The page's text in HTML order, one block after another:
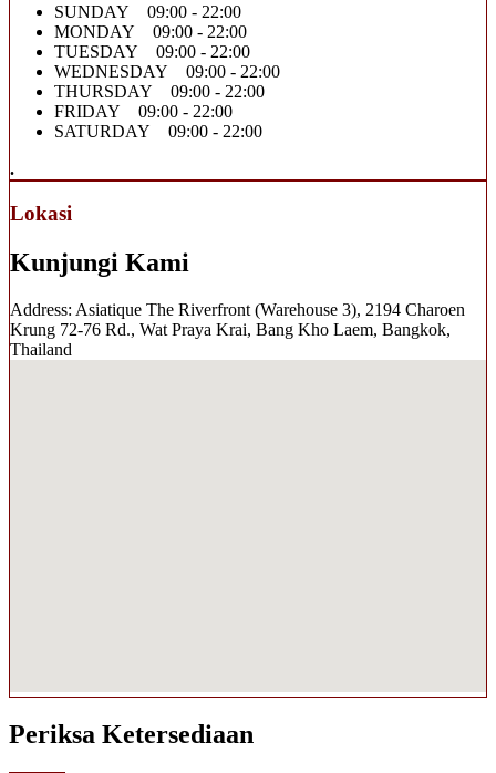
SUNDAY 09:00 - 22:00
MONDAY 09:00 - 22:00
TUESDAY 09:00 - 22:00
WEDNESDAY 09:00 - 22:00
THURSDAY 09:00 - 22:00
FRIDAY 09:00 - 22:00
SATURDAY 09:00 - 22:00
.
Lokasi
Kunjungi Kami
Address: Asiatique The Riverfront (Warehouse 3), 2194 Charoen
Krung 72-76 Rd., Wat Praya Krai, Bang Kho Laem, Bangkok,
Thailand
Periksa Ketersediaan